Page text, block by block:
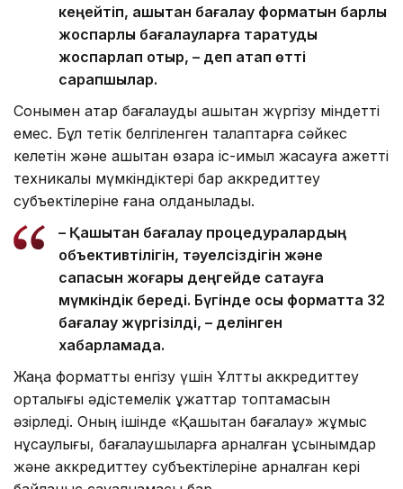
кеңейтіп, қашықтан бағалау форматын барлық
жоспарлы бағалауларға таратуды
жоспарлап отыр, – деп атап өтті
сарапшылар.
Сонымен қатар бағалауды қашықтан жүргізу міндетті
емес. Бұл тетік белгіленген талаптарға сәйкес
келетін және қашықтан өзара іс-қимыл жасауға қажетті
техникалық мүмкіндіктері бар аккредиттеу
субъектілеріне ғана қолданылады.
– Қашықтан бағалау процедуралардың
объективтілігін, тәуелсіздігін және
сапасын жоғары деңгейде сақтауға
мүмкіндік береді. Бүгінде осы форматта 32
бағалау жүргізілді, – делінген
хабарламада.
Жаңа форматты енгізу үшін Ұлттық аккредиттеу
орталығы әдістемелік құжаттар топтамасын
әзірледі. Оның ішінде «Қашықтан бағалау» жұмыс
нұсқаулығы, бағалаушыларға арналған ұсынымдар
және аккредиттеу субъектілеріне арналған кері